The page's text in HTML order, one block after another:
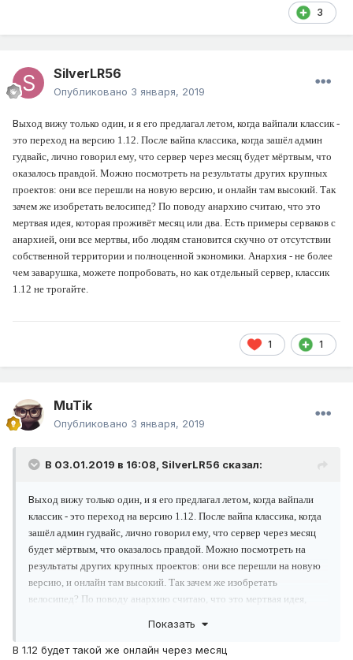
3
SilverLR56
Опубликовано 3 января, 2019
Выход вижу только один, и я его предлагал летом, когда вайпали классик -
это переход на версию 1.12. После вайпа классика, когда зашёл админ
гудвайс, лично говорил ему, что сервер через месяц будет мёртвым, что
оказалось правдой. Можно посмотреть на результаты других крупных
проектов: они все перешли на новую версию, и онлайн там высокий. Так
зачем же изобретать велосипед? По поводу анархию считаю, что это
мертвая идея, которая проживёт месяц или два. Есть примеры серваков с
анархией, они все мертвы, ибо людям становится скучно от отсутствии
собственной территории и полноценной экономики. Анархия - не более
чем заварушка, можете попробовать, но как отдельный сервер, классик
1.12 не трогайте.
1 1
MuTik
Опубликовано 3 января, 2019
В 03.01.2019 в 16:08, SilverLR56 сказал:
Выход вижу только один, и я его предлагал летом, когда вайпали
классик - это переход на версию 1.12. После вайпа классика, когда
зашёл админ гудвайс, лично говорил ему, что сервер через месяц
будет мёртвым, что оказалось правдой. Можно посмотреть на
результаты других крупных проектов: они все перешли на новую
версию, и онлайн там высокий. Так зачем же изобретать
велосипед? По поводу анархию считаю, что это мертвая идея,
отсутствии собственной территории и полноценной экономики.
Показать
В 1.12 будет такой же онлайн через месяц